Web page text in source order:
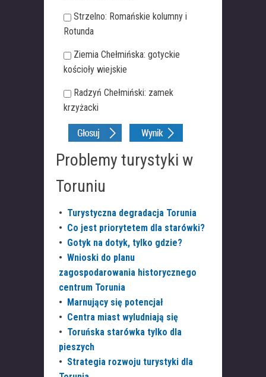
Strzelno: Romańskie kolumny i
Rotunda
Ziemia Chełmińska: gotyckie
kościoły wiejskie
Radzyń Chełmiński: zamek
krzyżacki
Problemy turystyki w
Toruniu
• Turystyczna degradacja Torunia
• Co jest priorytetem dla starówki?
• Gotyk na dotyk, tylko gdzie?
• Wnioski do planu
zagospodarowania historycznego
centrum Torunia
•
Marnujący się potencjał
• Centra miast wyludniają się
• Toruńska starówka tylko dla
pieszych
• Strategia rozwoju turystyki dla